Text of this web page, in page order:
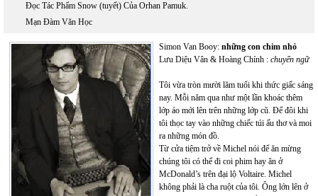
Đọc Tác Phẩm Snow (tuyết) Của Orhan Pamuk.
Mạn Đàm Văn Học
Simon Van Booy: những con chim nhỏ
Lưu Diệu Vân & Hoàng Chính : chuyển ngữ
Tôi vừa tròn mười lăm tuổi khi thức giấc sáng
nay. Mỗi năm qua như một lần khoác thêm
lớp áo mới lên trên những lớp cũ. Để đôi khi
tôi thọc tay vào những chiếc túi ấu thơ và moi
ra những món đồ.
Từ cửa tiệm trở về Michel nói để ăn mừng
chúng tôi có thể đi coi phim hay ăn ở
McDonald’s trên đại lộ Voltaire. Michel
không phải là cha ruột của tôi. Ông lớn lên ở